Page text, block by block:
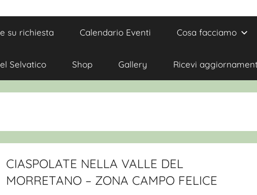
su richiesta Calendario Eventi Cosa facciamo
Selvatico Shop Gallery Ricevi
CIASPOLATE NELLA VALLE DEL
MORRETANO – ZONA CAMPO FELICE